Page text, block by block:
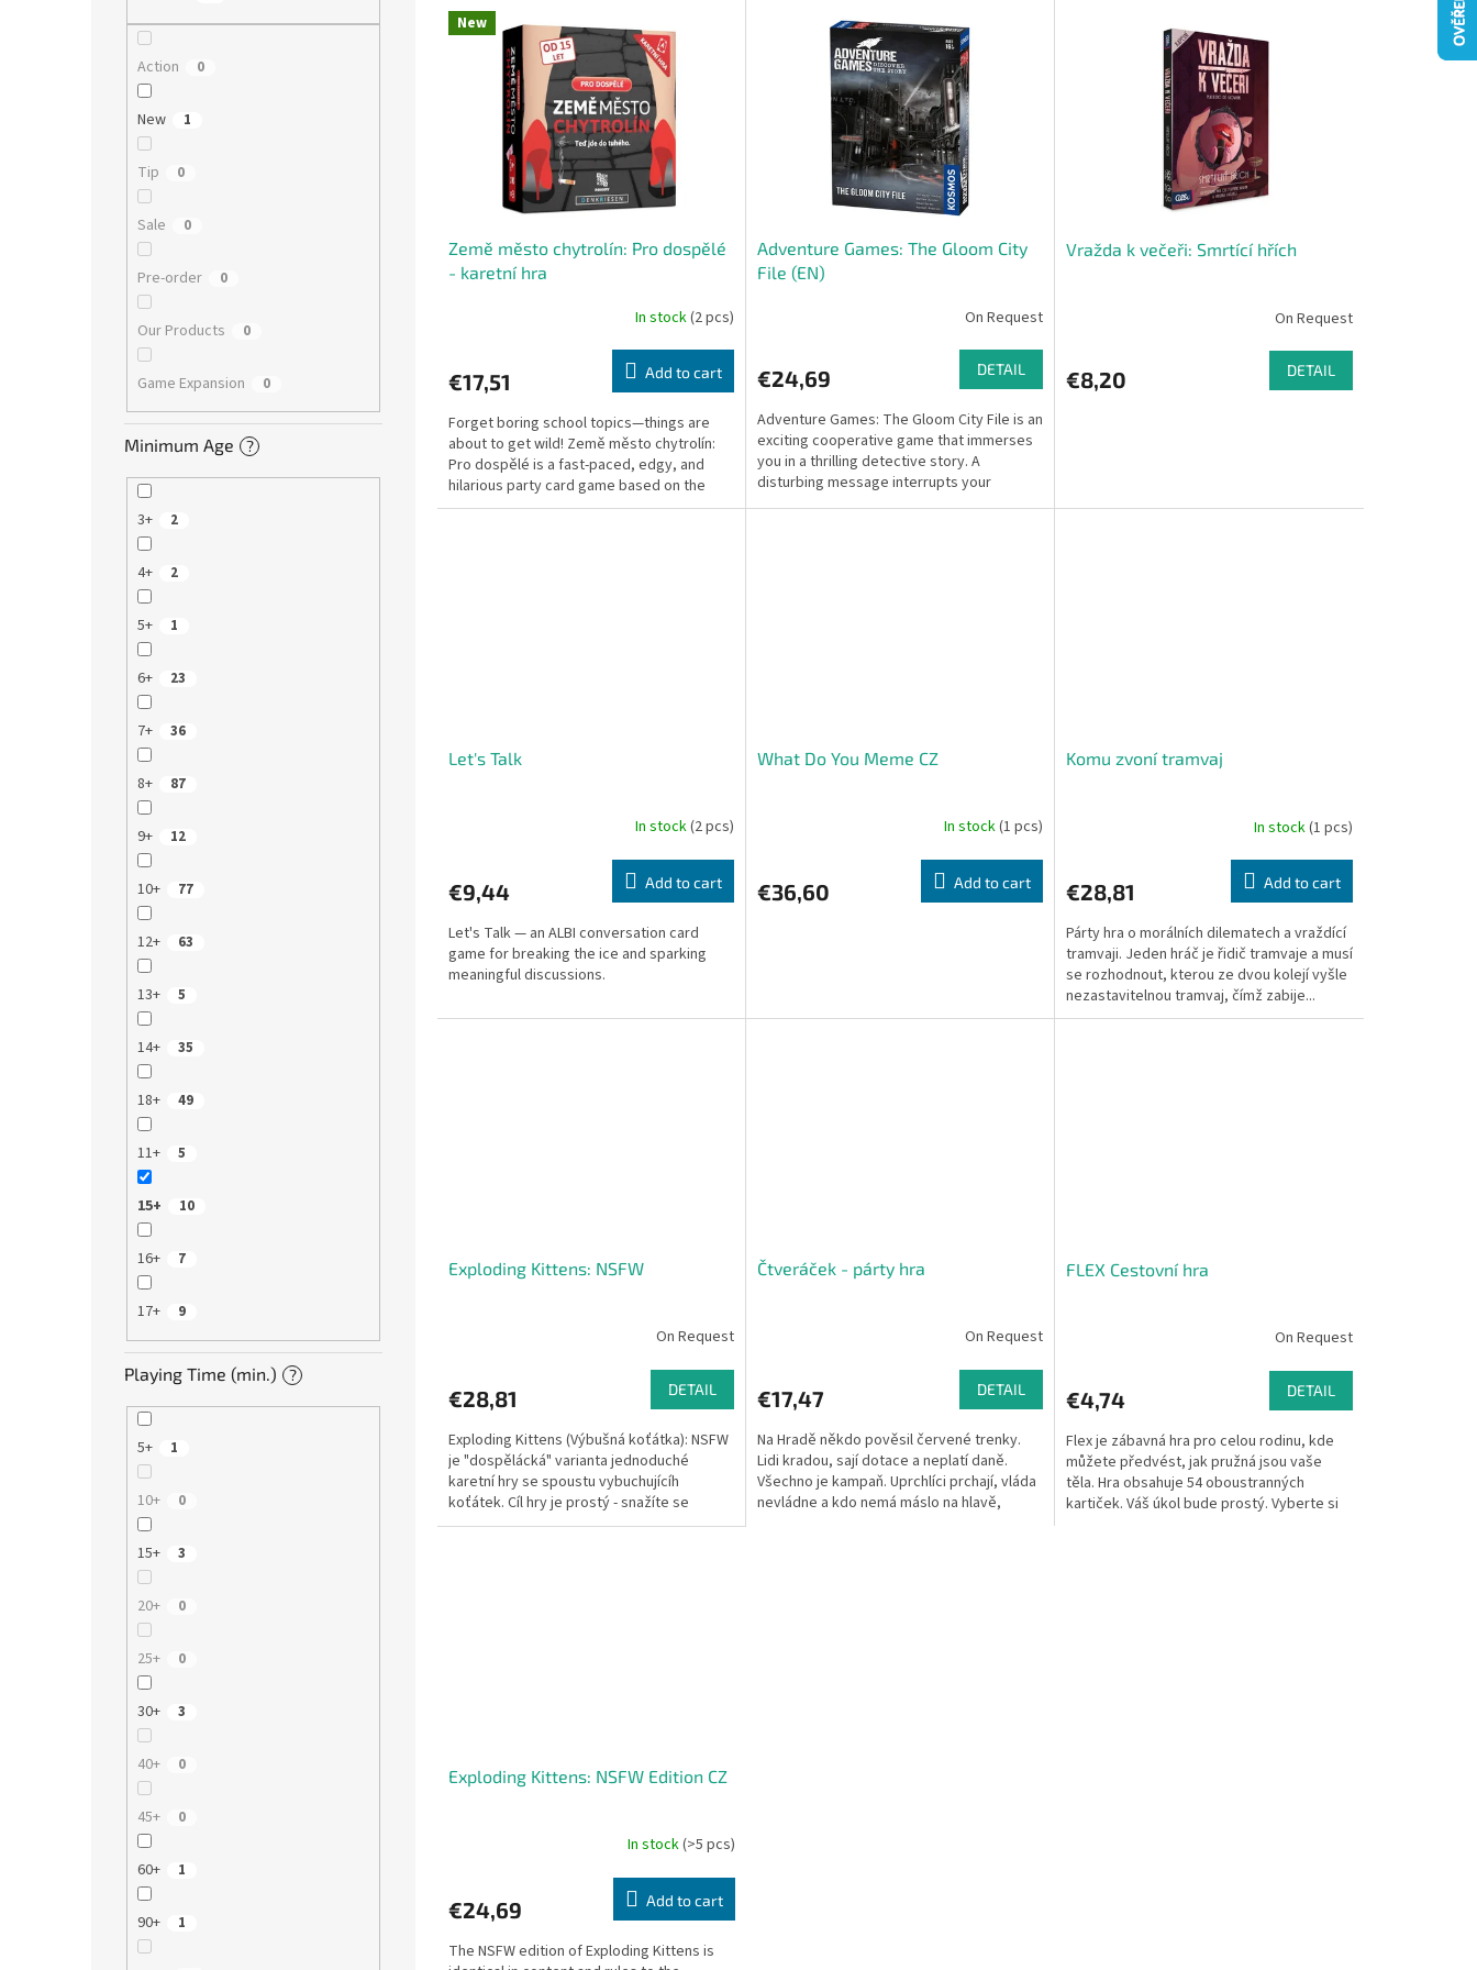
Action 0
New 1
Tip 0
Sale 0
Pre-order 0
Our Products 0
Game Expansion 0
Minimum Age ?
3+ 2
4+ 2
5+ 1
6+ 23
7+ 36
8+ 87
9+ 12
10+ 77
12+ 63
13+ 5
14+ 35
18+ 49
11+ 5
15+ 10
16+ 7
17+ 9
Playing Time (min.) ?
5+ 1
10+ 0
15+ 3
20+ 0
25+ 0
30+ 3
40+ 0
45+ 0
60+ 1
90+ 1
New
Země město chytrolín: Pro dospělé
- karetní hra
In stock(2 pcs)
€17,51 Add to cart
Forget boring school topics—things are
about to get wild! Země město chytrolín:
Pro dospělé is a fast-paced, edgy, and
hilarious party card game based on the
classic...
Adventure Games: The Gloom City
File (EN)
On Request
€24,69 DETAIL
Adventure Games: The Gloom City File is an
exciting cooperative game that immerses
you in a thrilling detective story. A
disturbing message interrupts your
mundane life – three...
Vražda k večeři: Smrtící hřích
On Request
€8,20 DETAIL
Let's Talk
In stock(2 pcs)
€9,44 Add to cart
Let's Talk — an ALBI conversation card
game for breaking the ice and sparking
meaningful discussions.
What Do You Meme CZ
In stock(1 pcs)
€36,60 Add to cart
Komu zvoní tramvaj
In stock(1 pcs)
€28,81 Add to cart
Párty hra o morálních dilematech a vraždící
tramvaji. Jeden hráč je řidič tramvaje a musí
se rozhodnout, kterou ze dvou kolejí vyšle
nezastavitelnou tramvaj, čímž zabije...
Exploding Kittens: NSFW
On Request
€28,81 DETAIL
Exploding Kittens (Výbušná koťátka): NSFW
je "dospělácká" varianta jednoduché
karetní hry se spoustu vybuchujícíh
koťátek. Cíl hry je prostý - snažíte se
nevybouchnout. Hráč...
Čtveráček - párty hra
On Request
€17,47 DETAIL
Na Hradě někdo pověsil červené trenky.
Lidi kradou, sají dotace a neplatí daně.
Všechno je kampaň. Uprchlíci prchají, vláda
nevládne a kdo nemá máslo na hlavě,
FLEX Cestovní hra
On Request
€4,74 DETAIL
Flex je zábavná hra pro celou rodinu, kde
můžete předvést, jak pružná jsou vaše
těla. Hra obsahuje 54 oboustranných
kartiček. Váš úkol bude prostý. Vyberte si
Exploding Kittens: NSFW Edition CZ
In stock(>5 pcs)
€24,69 Add to cart
The NSFW edition of Exploding Kittens is